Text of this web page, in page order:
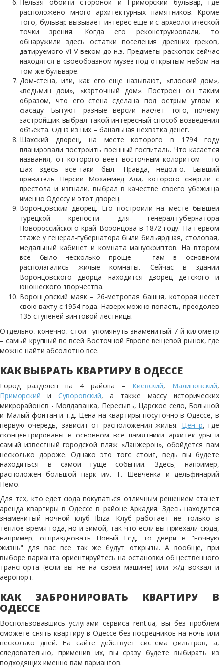
Нельзя обойти стороной и Приморский бульвар, где
расположено много архитектурных памятников. Кроме
того, бульвар вызывает интерес еще и с археологической
точки зрения. Когда его реконструировали, то
обнаружили здесь остатки поселения древних греков,
датируемого VI-V веком до н.э. Предметы раскопок сейчас
находятся в своеобразном музее под открытым небом на
том же бульваре.
Дом-стена, или, как его еще называют, «плоский дом»,
«ведьмин дом», «карточный дом». Построен он таким
образом, что его стена сделана под острым углом к
фасаду. Бытуют разные версии насчет того, почему
застройщик выбрал такой интересный способ возведения
объекта. Одна из них – банальная нехватка денег.
Шахский дворец, на месте которого в 1794 году
планировали построить военный госпиталь. Что касается
названия, от которого веет восточным колоритом – то
шах здесь все-таки был. Правда, недолго. Бывший
правитель Персии Мохаммед Али, которого свергли с
престола и изгнали, выбрал в качестве своего убежища
именно Одессу и этот дворец.
Воронцовский дворец. Его построили на месте бывшей
турецкой крепости для генерал-губернатора
Новороссийского край Воронцова в 1872 году. На первом
этаже у генерал-губернатора были бильярдная, столовая,
медальный кабинет и комната манускриптов. На втором
все было несколько проще – там в основном
располагались жилые комнаты. Сейчас в здании
Воронцовского дворца находится дворец детского и
юношеского творчества.
Воронцовский маяк – 26-метровая башня, которая несет
свою вахту с 1954 года. Наверх можно попасть, преодолев
135 ступеней винтовой лестницы.
Отдельно, конечно, стоит упомянуть знаменитый 7-й километр
– самый крупный во всей Восточной Европе вещевой рынок, где
можно найти абсолютно все.
КАК ВЫБРАТЬ КВАРТИРУ В ОДЕССЕ
Город разделен на 4 района – Киевский, Малиновский,
Приморский и Суворовский, а также массу исторических
микрорайонов - Молдаванка, Пересыпь, Царское село, Большой
и Малый фонтан и т.д. Цена на квартиры посуточно в Одессе, в
первую очередь, зависит от расположения жилья. Центр, где
сконцентрированы в основном все памятники архитектуры и
самый известный городской пляж «Ланжерон», обойдется вам
несколько дороже. Однако это того стоит, ведь вы будете
находиться в самой гуще событий. Здесь, например,
расположен большой парк им. Т. Шевченка и дельфинарий
Немо.
Для тех, кто едет сюда покупаться отличным решением станет
аренда квартиры в Одессе в районе Аркадия. Здесь находится
знаменитый ночной клуб Ibiza. Клуб работает не только в
теплое время года, но и зимой, так что если вы приехали сюда,
например, отпраздновать Новый Год, то двери в "ночную
жизнь" для вас все так же будут открыты. А вообще, при
выборе варианта ориентируйтесь на остановки общественного
транспорта (если вы не на своей машине) или ж/д вокзал и
аеропорт.
КАК ЗАБРОНИРОВАТЬ КВАРТИРУ В
ОДЕССЕ
Воспользовавшись услугами сервиса rent.ua, вы без проблем
сможете снять квартиру в Одессе без посредников на ночь или
несколько дней. На сайте действует система фильтров, а,
следовательно, применив их, вы сразу будете выбирать из
подходящих именно вам вариантов.